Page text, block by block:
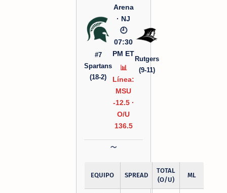
#7
Spartans
(18-2)
Arena
· NJ
🕘
07:30
PM ET
📊
Línea:
MSU
-12.5 ·
O/U
136.5
Rutgers
(9-11)
EQUIPO SPREAD
TOTAL
(O/U)
ML